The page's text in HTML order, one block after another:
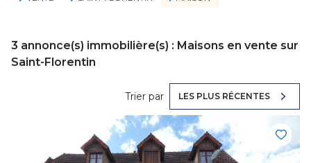
3 annonce(s) immobilière(s) : Maisons en vente sur
Saint-Florentin
Trier par LES PLUS RÉCENTES